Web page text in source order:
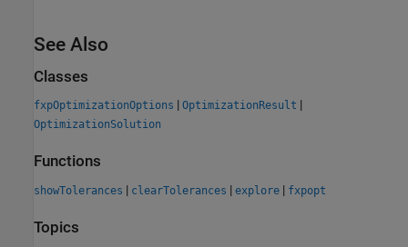
See Also
Classes
fxpOptimizationOptions | OptimizationResult |
OptimizationSolution
Functions
showTolerances | clearTolerances | explore | fxpopt
Topics